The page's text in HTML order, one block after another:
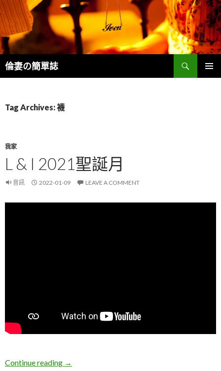
倫妻の簡單誌
Search
Tag Archives: 襪
我家
L & I 2021聖誕月
音訊 2022-01-09 LEAVE A COMMENT
Continue reading L & I 2021聖誕月
→